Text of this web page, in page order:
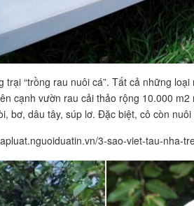
trại “trồng rau nuôi cá”. Tất cả những
cạnh vườn rau cải thảo rộng 10.000
bơ, dâu tây, súp lơ. Đặc biệt, cô còn
3-sao-viet-tau-nha-